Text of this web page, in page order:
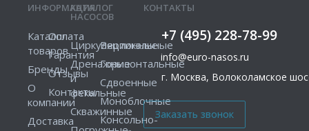
КОНТАКТЫ
+7 (495) 228-78-99
info@euro-nasos.ru
г. Москва, Волоколамское
ИНФОРМАЦИЯ
Каталог
товаров
Бренды
О
компании
Доставка
Оплата
Гарантия
Отзывы
Контакты
КАТАЛОГ
НАСОСОВ
Циркуляционные
Дренажные
и
фекальные
Скважинные
Вертикальные
Горизонтальные
Сдвоенные
Моноблочные
Консольно-